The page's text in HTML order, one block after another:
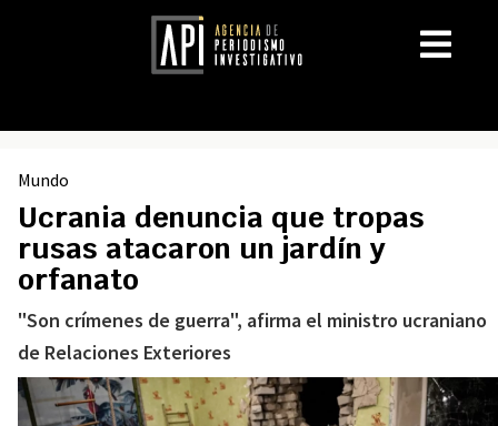
Mundo
Ucrania denuncia que tropas
rusas atacaron un jardín y
orfanato
"Son crímenes de guerra", afirma el ministro ucraniano
de Relaciones Exteriores